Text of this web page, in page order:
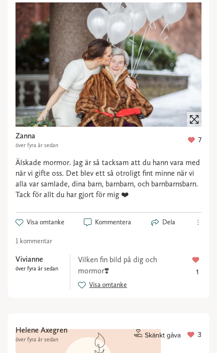
Zanna
över fyra år sedan
7
Älskade mormor. Jag är så tacksam att du hann vara med
när vi gifte oss. Det blev ett så otroligt fint minne när vi
alla var samlade, dina barn, barnbarn, och barnbarnsbarn.
Tack för allt du har gjort för mig ❤️
Visa omtanke Kommentera Dela
1 kommentar
Vivianne
över fyra år sedan
Vilken fin bild på dig och
mormor❣️
Visa omtanke
1
Helene Axegren
över fyra år sedan Skänkt gåva 3